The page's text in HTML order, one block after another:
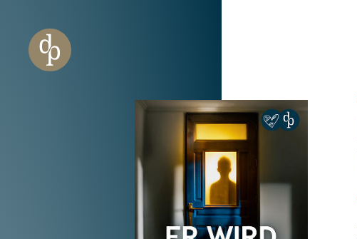
Zur Navigation springen
Zur Website-Suche springen